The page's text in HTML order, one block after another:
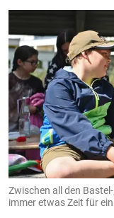
Zwischen all den
immer etwas Zeit für